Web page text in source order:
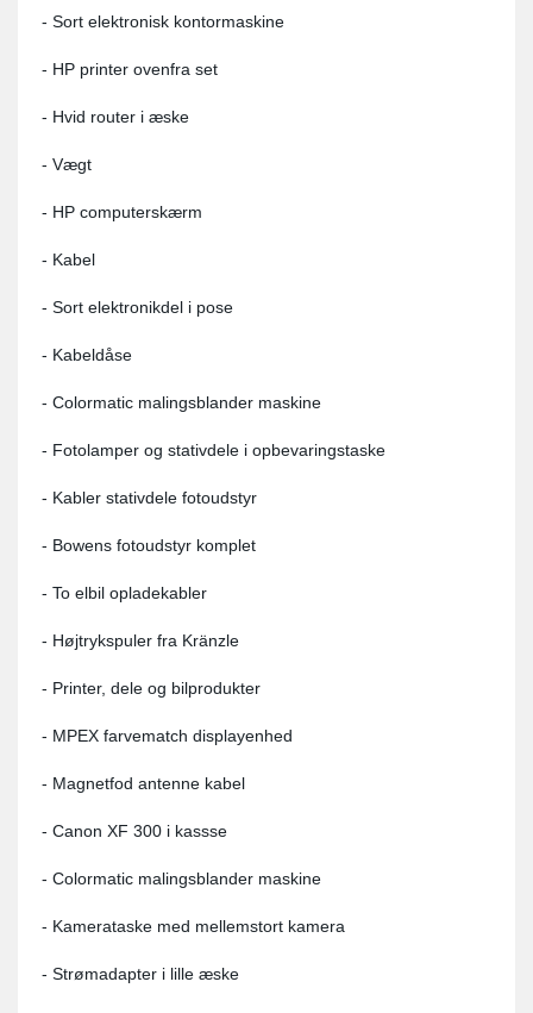
- Sort elektronisk kontormaskine
- HP printer ovenfra set
- Hvid router i æske
- Vægt
- HP computerskærm
- Kabel
- Sort elektronikdel i pose
- Kabeldåse
- Colormatic malingsblander maskine
- Fotolamper og stativdele i opbevaringstaske
- Kabler stativdele fotoudstyr
- Bowens fotoudstyr komplet
- To elbil opladekabler
- Højtrykspuler fra Kränzle
- Printer, dele og bilprodukter
- MPEX farvematch displayenhed
- Magnetfod antenne kabel
- Canon XF 300 i kassse
- Colormatic malingsblander maskine
- Kamerataske med mellemstort kamera
- Strømadapter i lille æske